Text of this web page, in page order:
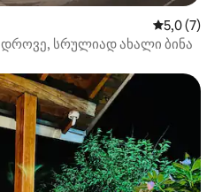
საშუალო
5,0 (7)
სრულიად ახალი ბინა
ვარიანტი